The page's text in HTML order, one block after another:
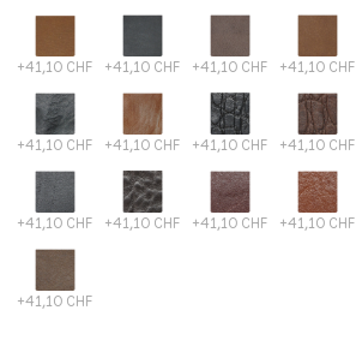
+41,10 CHF +41,10 CHF +41,10 CHF +41,10 CHF
+41,10 CHF +41,10 CHF +41,10 CHF +41,10 CHF
+41,10 CHF +41,10 CHF +41,10 CHF +41,10 CHF
+41,10 CHF